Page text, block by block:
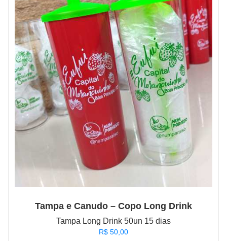
Tampa e Canudo – Copo Long Drink
Tampa Long Drink 50un 15 dias
R$ 50,00